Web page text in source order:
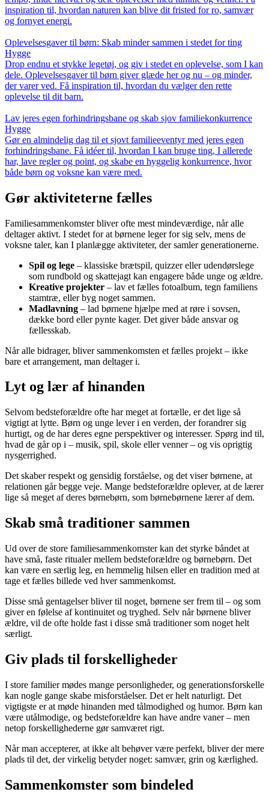
inspiration til, hvordan naturen kan blive dit fristed for ro, samvær
og fornyet energi.
Oplevelsesgaver til børn: Skab minder sammen i stedet for ting
Hygge
Drop endnu et stykke legetøj, og giv i stedet en oplevelse, som I kan
dele. Oplevelsesgaver til børn giver glæde her og nu – og minder,
der varer ved. Få inspiration til, hvordan du vælger den rette
oplevelse til dit barn.
Lav jeres egen forhindringsbane og skab sjov familiekonkurrence
Hygge
Gør en almindelig dag til et sjovt familieeventyr med jeres egen
forhindringsbane. Få idéer til, hvordan I kan bruge ting, I allerede
har, lave regler og point, og skabe en hyggelig konkurrence, hvor
både børn og voksne kan være med.
Gør aktiviteterne fælles
Familiesammenkomster bliver ofte mest mindeværdige, når alle
deltager aktivt. I stedet for at børnene leger for sig selv, mens de
voksne taler, kan I planlægge aktiviteter, der samler generationerne.
Spil og lege – klassiske brætspil, quizzer eller udendørslege
som rundbold og skattejagt kan engagere både unge og ældre.
Kreative projekter – lav et fælles fotoalbum, tegn familiens
stamtræ, eller byg noget sammen.
Madlavning – lad børnene hjælpe med at røre i sovsen,
dække bord eller pynte kager. Det giver både ansvar og
fællesskab.
Når alle bidrager, bliver sammenkomsten et fælles projekt – ikke
bare et arrangement, man deltager i.
Lyt og lær af hinanden
Selvom bedsteforældre ofte har meget at fortælle, er det lige så
vigtigt at lytte. Børn og unge lever i en verden, der forandrer sig
hurtigt, og de har deres egne perspektiver og interesser. Spørg ind til,
hvad de går op i – musik, spil, skole eller venner – og vis oprigtig
nysgerrighed.
Det skaber respekt og gensidig forståelse, og det viser børnene, at
relationen går begge veje. Mange bedsteforældre oplever, at de lærer
lige så meget af deres børnebørn, som børnebørnene lærer af dem.
Skab små traditioner sammen
Ud over de store familiesammenkomster kan det styrke båndet at
have små, faste ritualer mellem bedsteforældre og børnebørn. Det
kan være en særlig leg, en hemmelig hilsen eller en tradition med at
tage et fælles billede ved hver sammenkomst.
Disse små gentagelser bliver til noget, børnene ser frem til – og som
giver en følelse af kontinuitet og tryghed. Selv når børnene bliver
ældre, vil de ofte holde fast i disse små traditioner som noget helt
særligt.
Giv plads til forskelligheder
I store familier mødes mange personligheder, og generationsforskelle
kan nogle gange skabe misforståelser. Det er helt naturligt. Det
vigtigste er at møde hinanden med tålmodighed og humor. Børn kan
være utålmodige, og bedsteforældre kan have andre vaner – men
netop forskellighederne gør samværet rigt.
Når man accepterer, at ikke alt behøver være perfekt, bliver der mere
plads til det, der virkelig betyder noget: samvær, grin og kærlighed.
Sammenkomster som bindeled